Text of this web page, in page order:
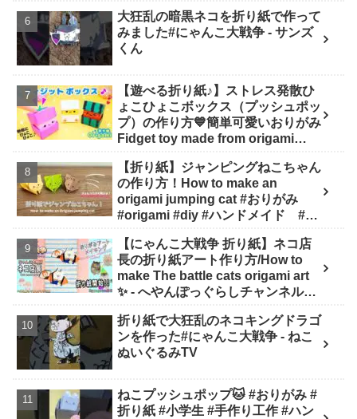
大狂乱の暗黒ネコを折り紙で作って
みました#にゃんこ大戦争 - サンズ
くん
【遊べる折り紙♪】ストレス発散ひ
ょこひょこボックス（プッシュポッ
プ）の作り方💙簡単可愛いおりがみ
Fidget toy made from origami
SodaCatOrigami 楽しい折り紙♪
【折り紙】ジャンピングねこちゃん
の作り方！How to make an
origami jumping cat #おりがみ
#origami #diy #ハンドメイド #工
【にゃんこ大戦争 折り紙】ネコ店
長の折り紙アート作り方/How to
make The battle cats origami art
✨️ - へやんぽっぐらしチャンネル
character origami)】
折り紙で大狂乱のネコキングドラゴ
ンを作った#にゃんこ大戦争 - ねこ
ぬいぐるみTV
ねこプッシュポップ🐱 #おりがみ #
折り紙 #小学生 #手作り工作 #ハン